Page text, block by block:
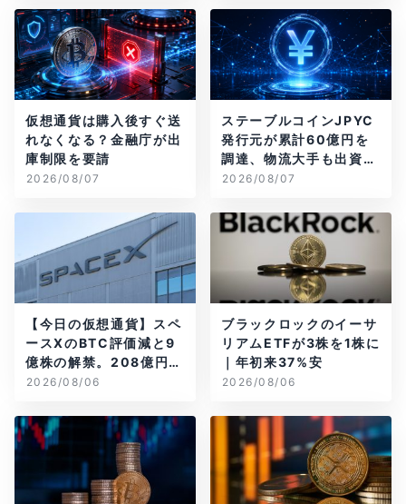
仮想通貨は購入後すぐ送
れなくなる？金融庁が出
庫制限を要請
2026/08/07
ステーブルコインJPYC
発行元が累計60億円を
調達、物流大手も出資参
画
2026/08/07
【今日の仮想通貨】スペ
ースXのBTC評価減と9
億株の解禁。208億円相
当のBTCが盗難
2026/08/06
ブラックロックのイーサ
リアムETFが3株を1株に
｜年初来37%安
2026/08/06